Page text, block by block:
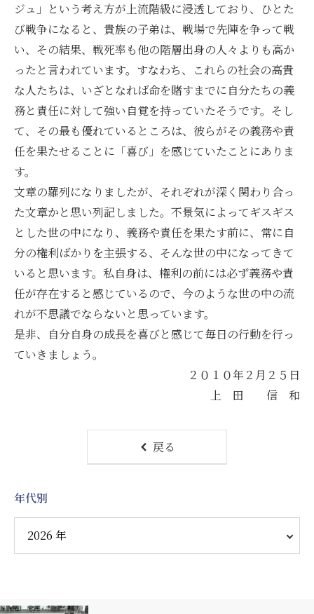
ジュ」という考え方が上流階級に浸透しており、ひとた
び戦争になると、貴族の子弟は、戦場で先陣を争って戦
い、その結果、戦死率も他の階層出身の人々よりも高か
ったと言われています。すなわち、これらの社会の高貴
な人たちは、いざとなれば命を賭すまでに自分たちの義
務と責任に対して強い自覚を持っていたそうです。そし
て、その最も優れているところは、彼らがその義務や責
任を果たせることに「喜び」を感じていたことにありま
す。
文章の羅列になりましたが、それぞれが深く関わり合っ
た文章かと思い列記しました。不景気によってギスギス
とした世の中になり、義務や責任を果たす前に、常に自
分の権利ばかりを主張する、そんな世の中になってきて
いると思います。私自身は、権利の前には必ず義務や責
任が存在すると感じているので、今のような世の中の流
れが不思議でならないと思っています。
是非、自分自身の成長を喜びと感じて毎日の行動を行っ
ていきましょう。
２０１０年２月２５日
上 田 信 和
戻る
年代別